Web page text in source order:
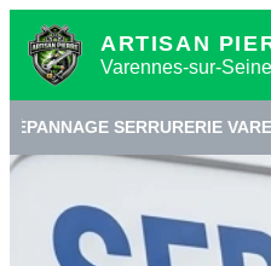
ARTISAN
Varennes-sur-Seine
VARENNES-SUR-